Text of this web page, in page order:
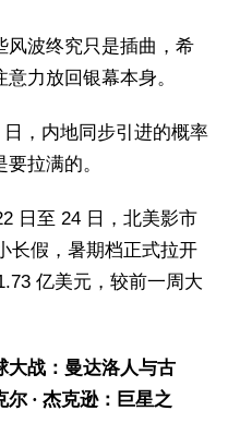
风波终究只是插曲，希
力放回银幕本身。
日，内地同步引进的概率
拉满的。
日至 24 日，北美影市
长假，暑期档正式拉开
亿美元，较前一周大
大战：曼达洛人与古
· 杰克逊：巨星之